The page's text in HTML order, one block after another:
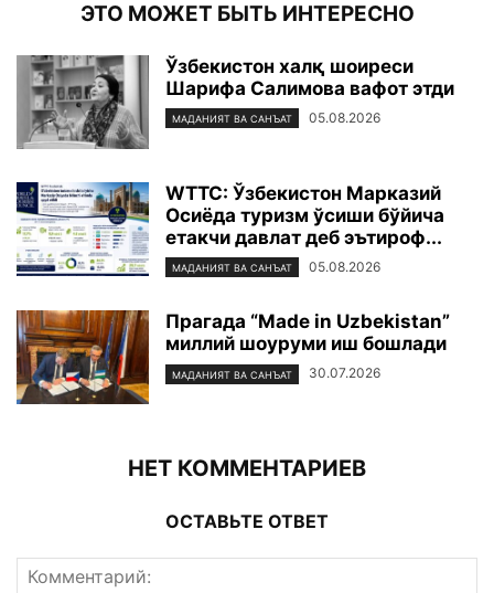
ЭТО МОЖЕТ БЫТЬ ИНТЕРЕСНО
Ўзбекистон халқ шоиреси
Шарифа Салимова вафот этди
МАДАНИЯТ ВА САНЪАТ 05.08.2026
WTTC: Ўзбекистон Марказий
Осиёда туризм ўсиши бўйича
етакчи давлат деб эътироф...
МАДАНИЯТ ВА САНЪАТ 05.08.2026
Прагада “Made in Uzbekistan”
миллий шоуруми иш бошлади
МАДАНИЯТ ВА САНЪАТ 30.07.2026
НЕТ КОММЕНТАРИЕВ
ОСТАВЬТЕ ОТВЕТ